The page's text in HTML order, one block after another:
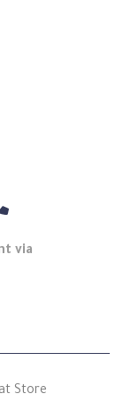
via
Store